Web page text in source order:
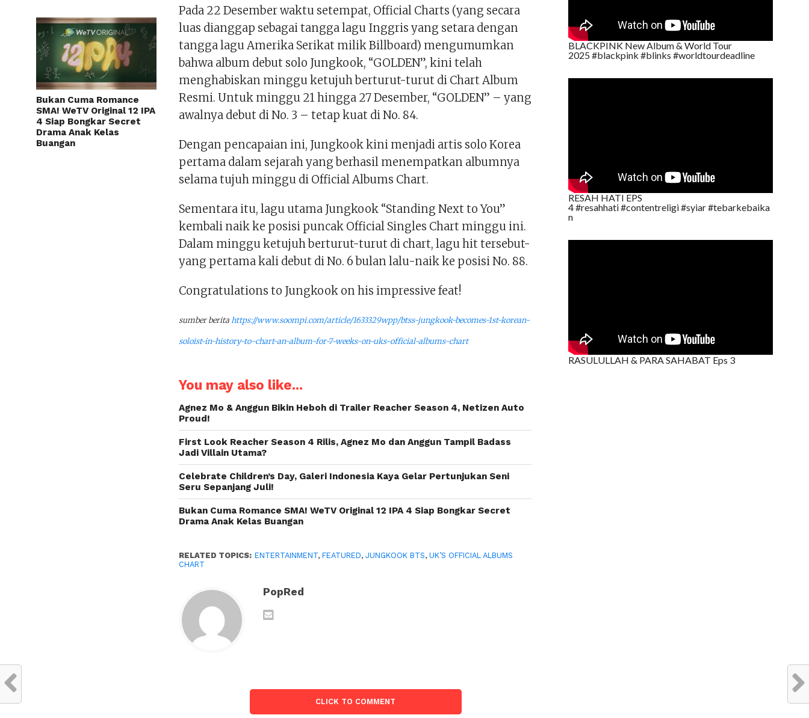
Bukan Cuma Romance
SMA! WeTV Original 12 IPA
4 Siap Bongkar Secret
Drama Anak Kelas
Buangan
Pada 22 Desember waktu setempat, Official Charts (yang secara
luas dianggap sebagai tangga lagu Inggris yang setara dengan
tangga lagu Amerika Serikat milik Billboard) mengumumkan
bahwa album debut solo Jungkook, “GOLDEN”, kini telah
menghabiskan minggu ketujuh berturut-turut di Chart Album
Resmi. Untuk minggu 21 hingga 27 Desember, “GOLDEN” – yang
awalnya debut di No. 3 – tetap kuat di No. 84.
Dengan pencapaian ini, Jungkook kini menjadi artis solo Korea
pertama dalam sejarah yang berhasil menempatkan albumnya
selama tujuh minggu di Official Albums Chart.
Sementara itu, lagu utama Jungkook “Standing Next to You”
kembali naik ke posisi puncak Official Singles Chart minggu ini.
Dalam minggu ketujuh berturut-turut di chart, lagu hit tersebut-
yang pertama kali debut di No. 6 bulan lalu-naik ke posisi No. 88.
Congratulations to Jungkook on his impressive feat!
sumber beritahttps://www.soompi.com/article/1633329wpp/btss-jungkook-becomes-1st-korean-
soloist-in-history-to-chart-an-album-for-7-weeks-on-uks-official-albums-chart
You may also like...
Agnez Mo & Anggun Bikin Heboh di Trailer Reacher Season 4, Netizen Auto
Proud!
First Look Reacher Season 4 Rilis, Agnez Mo dan Anggun Tampil Badass
Jadi Villain Utama?
Celebrate Children’s Day, Galeri Indonesia Kaya Gelar Pertunjukan Seni
Seru Sepanjang Juli!
Bukan Cuma Romance SMA! WeTV Original 12 IPA 4 Siap Bongkar Secret
Drama Anak Kelas Buangan
RELATED TOPICS: ENTERTAINMENT,FEATURED,JUNGKOOK BTS,UK’S OFFICIAL ALBUMS
CHART
PopRed
CLICK TO COMMENT
BLACKPINK New Album & World Tour
2025 #blackpink #blinks #worldtourdeadline
RESAH HATI EPS
4 #resahhati #contentreligi #syiar #tebarkebaika
n
RASULULLAH & PARA SAHABAT Eps 3